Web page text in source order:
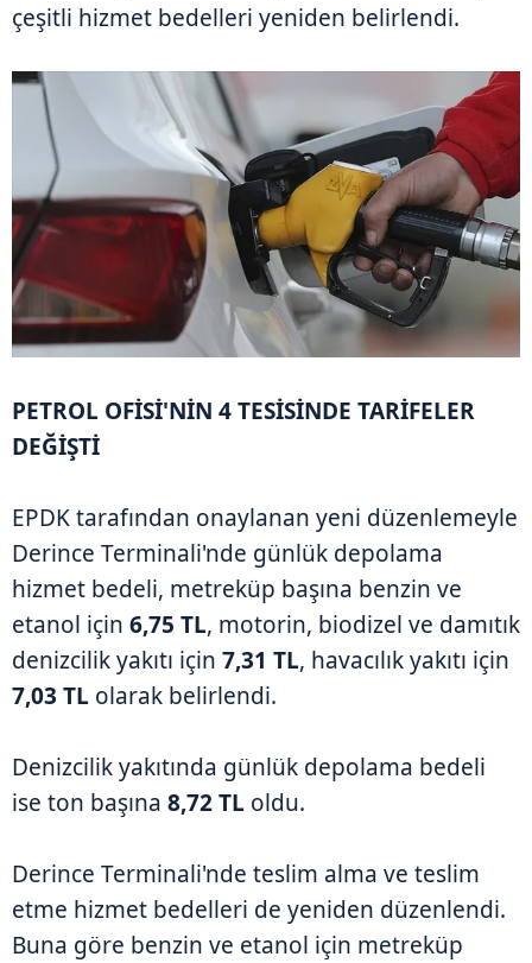
çeşitli hizmet bedelleri yeniden belirlendi.
PETROL OFİSİ'NİN 4 TESİSİNDE TARİFELER
DEĞİŞTİ
EPDK tarafından onaylanan yeni düzenlemeyle
Derince Terminali'nde günlük depolama
hizmet bedeli, metreküp başına benzin ve
etanol için 6,75 TL, motorin, biodizel ve damıtık
denizcilik yakıtı için 7,31 TL, havacılık yakıtı için
7,03 TL olarak belirlendi.
Denizcilik yakıtında günlük depolama bedeli
ise ton başına 8,72 TL oldu.
Derince Terminali'nde teslim alma ve teslim
etme hizmet bedelleri de yeniden düzenlendi.
Buna göre benzin ve etanol için metreküp